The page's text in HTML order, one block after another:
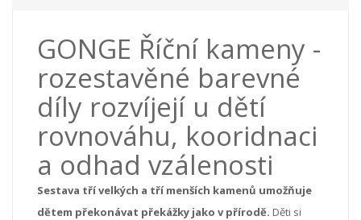
GONGE Říční kameny -
rozestavěné barevné
díly rozvíjejí u dětí
rovnováhu, kooridnaci
a odhad vzálenosti
Sestava tří velkých a tří menších kamenů umožňuje
dětem překonávat překážky jako v přírodě. Děti si